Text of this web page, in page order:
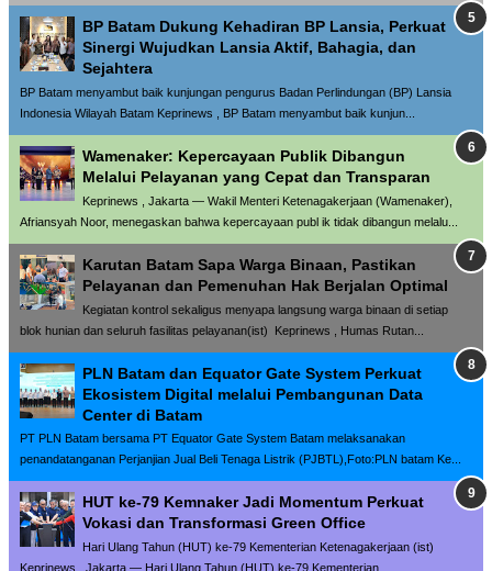
BP Batam Dukung Kehadiran BP Lansia, Perkuat
Sinergi Wujudkan Lansia Aktif, Bahagia, dan
Sejahtera
BP Batam menyambut baik kunjungan pengurus Badan Perlindungan (BP) Lansia
Indonesia Wilayah Batam Keprinews , BP Batam menyambut baik kunjun...
Wamenaker: Kepercayaan Publik Dibangun
Melalui Pelayanan yang Cepat dan Transparan
Keprinews , Jakarta — Wakil Menteri Ketenagakerjaan (Wamenaker),
Afriansyah Noor, menegaskan bahwa kepercayaan publ ik tidak dibangun melalu...
Karutan Batam Sapa Warga Binaan, Pastikan
Pelayanan dan Pemenuhan Hak Berjalan Optimal
Kegiatan kontrol sekaligus menyapa langsung warga binaan di setiap
blok hunian dan seluruh fasilitas pelayanan(ist) Keprinews , Humas Rutan...
PLN Batam dan Equator Gate System Perkuat
Ekosistem Digital melalui Pembangunan Data
Center di Batam
PT PLN Batam bersama PT Equator Gate System Batam melaksanakan
penandatanganan Perjanjian Jual Beli Tenaga Listrik (PJBTL),Foto:PLN batam Ke...
HUT ke-79 Kemnaker Jadi Momentum Perkuat
Vokasi dan Transformasi Green Office
Hari Ulang Tahun (HUT) ke-79 Kementerian Ketenagakerjaan (ist)
Keprinews , Jakarta — Hari Ulang Tahun (HUT) ke-79 Kementerian